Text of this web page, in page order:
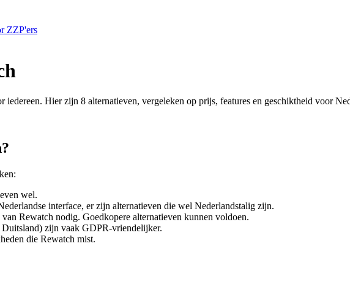
ZZP'ers
iedereen. Hier zijn 8 alternatieven, vergeleken op prijs, features en geschiktheid voor
?
wel.
interface, er zijn alternatieven die wel Nederlandstalig zijn.
van Rewatch nodig. Goedkopere alternatieven kunnen voldoen.
zijn vaak GDPR-vriendelijker.
die Rewatch mist.